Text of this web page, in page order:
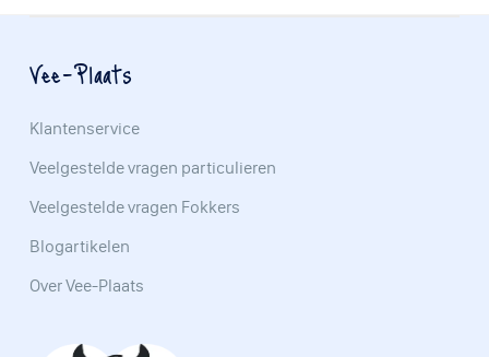
Vee-Plaats
Klantenservice
Veelgestelde vragen particulieren
Veelgestelde vragen Fokkers
Blogartikelen
Over Vee-Plaats